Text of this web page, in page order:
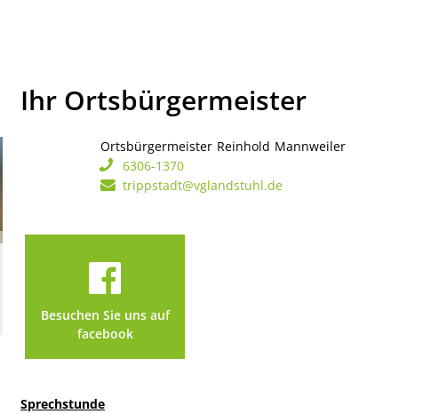
Ihr Ortsbürgermeister
Ortsbürgermeister Reinhold Mannweiler
6306-1370
trippstadt@vglandstuhl.de
Besuchen Sie uns auf
facebook
Sprechstunde